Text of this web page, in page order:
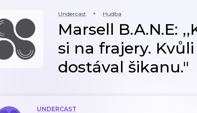
Undercast Hudba
Marsell B.A.N.E:
si na frajery.
dostával šikanu."
UNDERCAST